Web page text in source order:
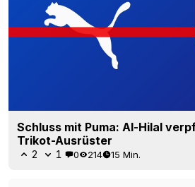
Schluss mit Puma: Al-Hilal
Trikot-Ausrüster
2 1 0 214 15 Min.